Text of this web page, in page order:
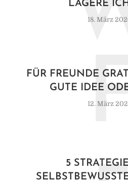
LAGERE
18. März
FÜR FREUNDE
GUTE IDEE
12. März
5